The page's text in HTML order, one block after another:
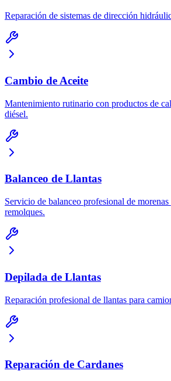
Reparación de sistemas de dirección
Cambio de Aceite
Mantenimiento rutinario con productos de
diésel.
Balanceo de Llantas
Servicio de balanceo profesional de
remolques.
Depilada de Llantas
Reparación profesional de llantas para
Reparación de Cardanes